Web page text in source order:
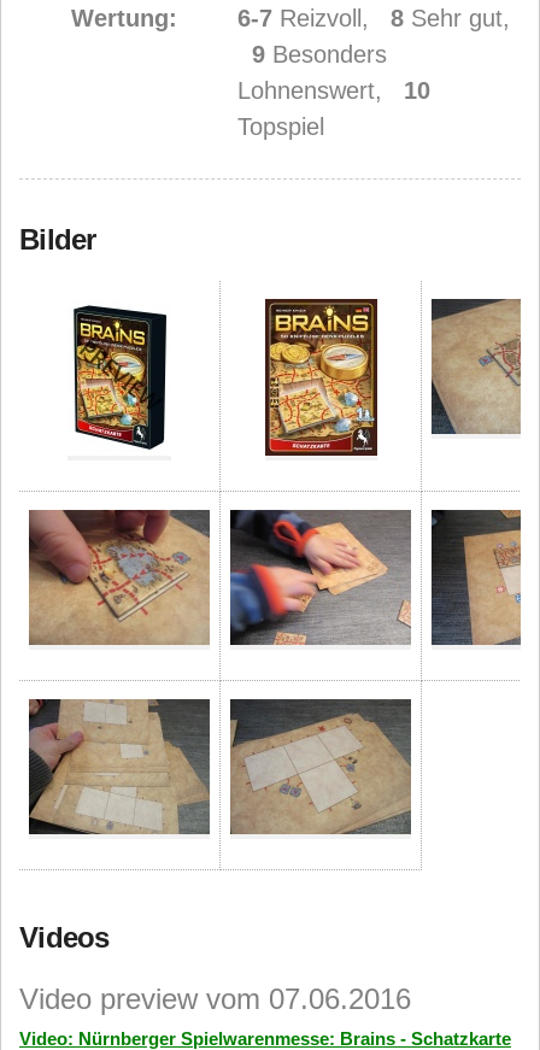
Wertung:
6-7 Reizvoll, 8 Sehr gut,
9 Besonders
Lohnenswert, 10
Topspiel
Bilder
Videos
Video preview vom 07.06.2016
Video: Nürnberger Spielwarenmesse: Brains - Schatzkarte